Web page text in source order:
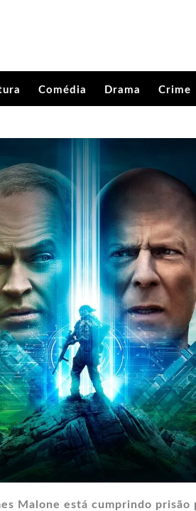
Comédia Drama Crime
Malone está cumprindo